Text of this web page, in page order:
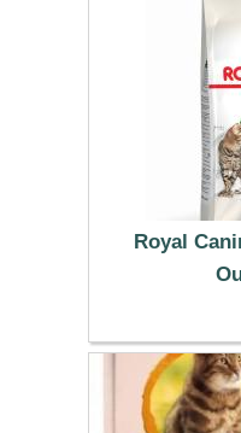
Royal